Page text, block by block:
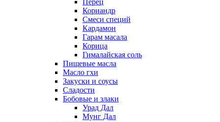
Перец
Кориандр
Смеси специй
Кардамон
Гарам масала
Корица
Гималайская соль
Пищевые масла
Масло гхи
Закуски и соусы
Сладости
Бобовые и злаки
Урад Дал
Мунг Дал